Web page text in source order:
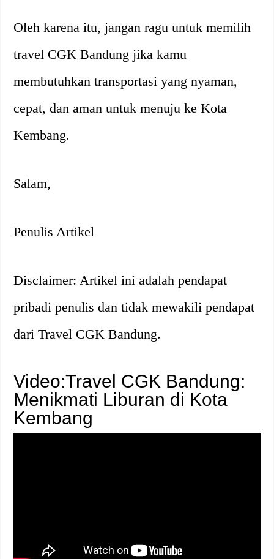
Oleh karena itu, jangan ragu untuk memilih
travel CGK Bandung jika kamu
membutuhkan transportasi yang nyaman,
cepat, dan aman untuk menuju ke Kota
Kembang.
Salam,
Penulis Artikel
Disclaimer: Artikel ini adalah pendapat
pribadi penulis dan tidak mewakili pendapat
dari Travel CGK Bandung.
Video:Travel CGK Bandung:
Menikmati Liburan di Kota
Kembang